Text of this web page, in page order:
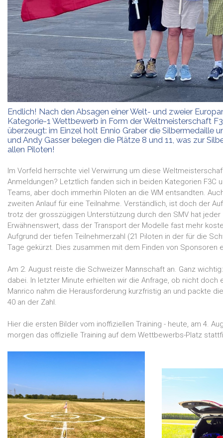
Endlich! Nach den Absagen einer Welt- und zweier
Kategorie-1 Wettbewerb in Form der Weltmeisterschaft
überzeugt: im Einzel holt Ennio Graber die Silbermedaille
und Andy Gasser belegen die Plätze 8 und 11, was zur
allen Piloten!
Im Vorfeld herrschte viel Verwirrung um diese
Anmeldungen? Letztlich fanden sich in beiden Kategorien F3C
Teams, aber doch immerhin Piloten an die WM entsandten.
zweiten Anlauf für eine Teilnahme. Verständlich, ist doch der
trotz der grosszügigen Unterstützung durch den SMV hat
Erwähnenswert, dass der Transport der Modelle fast mehr
Aufgrund der tiefen Teilnehmerzahl (21 Piloten in der für die
Tage gekürzt. Dies zusammen mit dem Finden von Sponsoren
Am 2. August reiste die Schweizer Mannschaft an. Ganz
dabei. In letzter Minute erhielten wir die Anfrage, ob nicht
Manrico nahm die Herausforderung kurzfristig an und packte
40 an der Zahl.
Hier die ersten Bilder vom inoffiziellen Training - heute, am 4.
morgen das offizielle Training auf dem Wettbewerbs-Platz